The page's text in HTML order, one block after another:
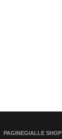
PAGINEGIALLE SHOP